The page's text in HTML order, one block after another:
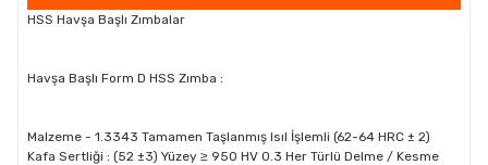
HSS Havşa Başlı Zımbalar
Havşa Başlı Form D HSS Zımba :
Malzeme - 1.3343 Tamamen Taşlanmış Isıl İşlemli (62-64 HRC ± 2)
Kafa Sertliği : (52 ±3) Yüzey ≥ 950 HV 0.3 Her Türlü Delme / Kesme